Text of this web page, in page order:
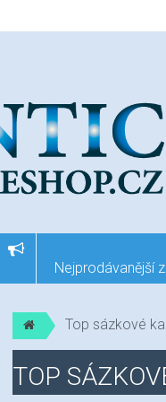
Nejprodávanější
Top sázkové
TOP